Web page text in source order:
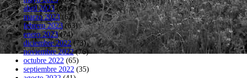
abril 2023(66)
marzo 2023(62)
febrero 2023(63)
enero 2023(74)
diciembre 2022(73)
noviembre 2022(76)
octubre 2022 (65)
septiembre 2022 (35)